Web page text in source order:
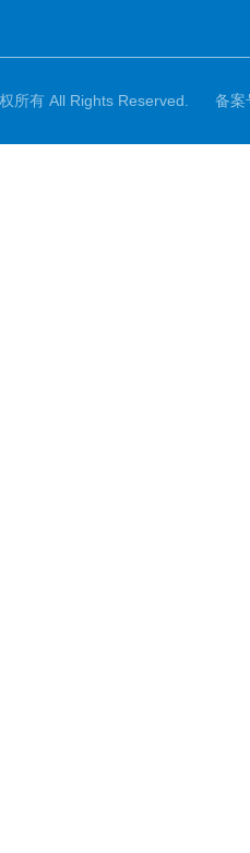
所有 All Rights Reserved. 备案